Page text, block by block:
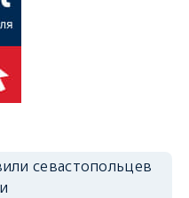
севастопольцев